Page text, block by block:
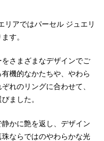
リアではパーセル ジュエリ
す。
さまざまなデザインでご
機的なかたちや、やわら
れのリングに合わせて、
ました。
かに艶を返し、デザイン
ならではのやわらかな光